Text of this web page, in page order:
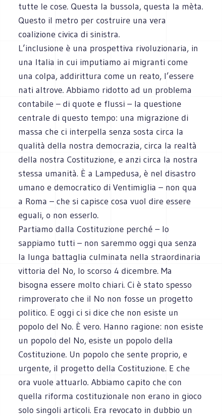
tutte le cose. Questa la bussola, questa la mèta.
Questo il metro per costruire una vera
coalizione civica di sinistra.
L’inclusione è una prospettiva rivoluzionaria, in
una Italia in cui imputiamo ai migranti come
una colpa, addirittura come un reato, l’essere
nati altrove. Abbiamo ridotto ad un problema
contabile – di quote e flussi – la questione
centrale di questo tempo: una migrazione di
massa che ci interpella senza sosta circa la
qualità della nostra democrazia, circa la realtà
della nostra Costituzione, e anzi circa la nostra
stessa umanità. È a Lampedusa, è nel disastro
umano e democratico di Ventimiglia – non qua
a Roma – che si capisce cosa vuol dire essere
eguali, o non esserlo.
Partiamo dalla Costituzione perché – lo
sappiamo tutti – non saremmo oggi qua senza
la lunga battaglia culminata nella straordinaria
vittoria del No, lo scorso 4 dicembre. Ma
bisogna essere molto chiari. Ci è stato spesso
rimproverato che il No non fosse un progetto
politico. E oggi ci si dice che non esiste un
popolo del No. È vero. Hanno ragione: non esiste
un popolo del No, esiste un popolo della
Costituzione. Un popolo che sente proprio, e
urgente, il progetto della Costituzione. E che
ora vuole attuarlo. Abbiamo capito che con
quella riforma costituzionale non erano in gioco
solo singoli articoli. Era revocato in dubbio un